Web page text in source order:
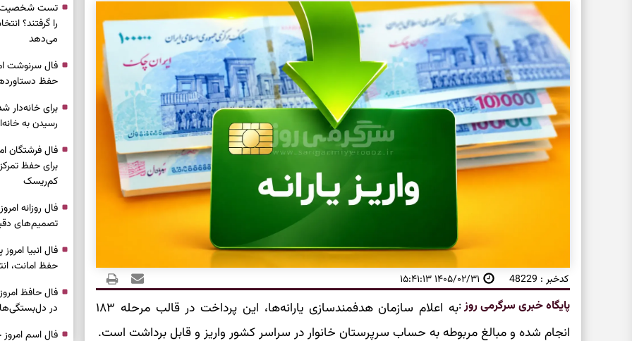
کدخبر : 48229 ۱۴۰۵/۰۲/۳۱ ۱۵:۴۱:۱۳
پایگاه خبری سرگرمی روز:
به اعلام سازمان هدفمندسازی یارانه‌ها، این پرداخت در قالب مرحله ۱۸۳
انجام شده و مبالغ مربوطه به حساب سرپرستان خانوار در سراسر کشور واریز و قابل برداشت است.
تست شخصیت
را گرفتند؟
می‌دهد
حفظ
برای خانه‌دار
رسیدن به
برای حفظ
کم‌ریسک
تصمیم‌های
حفظ امانت،
در